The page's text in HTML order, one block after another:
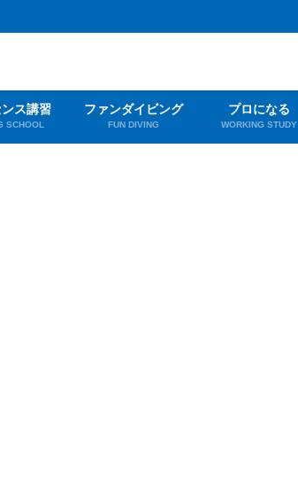
ス講習
SCHOOL
ファンダイビング
FUN DIVING
プロになる
WORKING STUDY